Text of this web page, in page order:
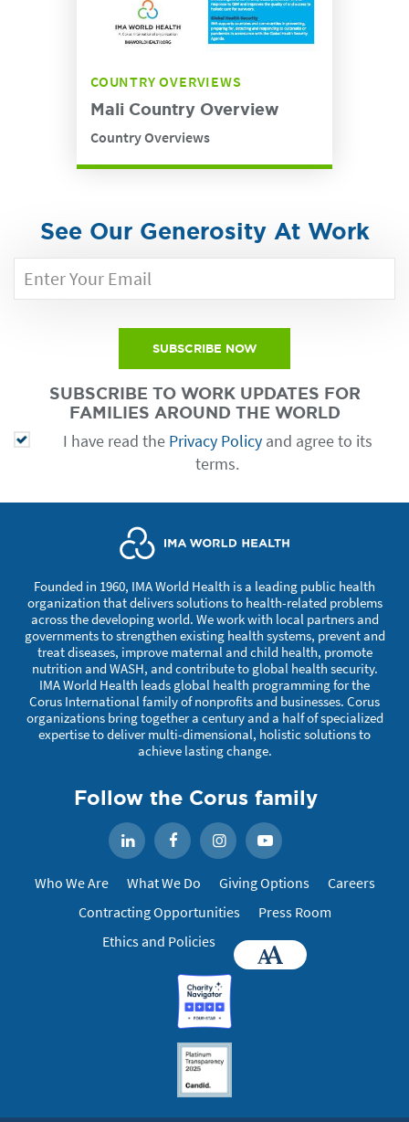
COUNTRY OVERVIEWS
Mali Country Overview
Country Overviews
See Our Generosity At Work
SUBSCRIBE NOW
SUBSCRIBE TO WORK UPDATES FOR
FAMILIES AROUND THE WORLD
I have read the Privacy Policyand agree to its
terms.
Founded in 1960, IMA World Health is a leading public health
organization that delivers solutions to health-related problems
across the developing world. We work with local partners and
governments to strengthen existing health systems, prevent and
treat diseases, improve maternal and child health, promote
nutrition and WASH, and contribute to global health security.
IMA World Health leads global health programming for the
Corus International family of nonprofits and businesses. Corus
organizations bring together a century and a half of specialized
expertise to deliver multi-dimensional, holistic solutions to
achieve lasting change.
Follow the Corus family
LinkedIn
Facebook Instagram
Who We Are What We Do Giving Options
Careers
Contracting Opportunities
Press Room
Ethics and Policies